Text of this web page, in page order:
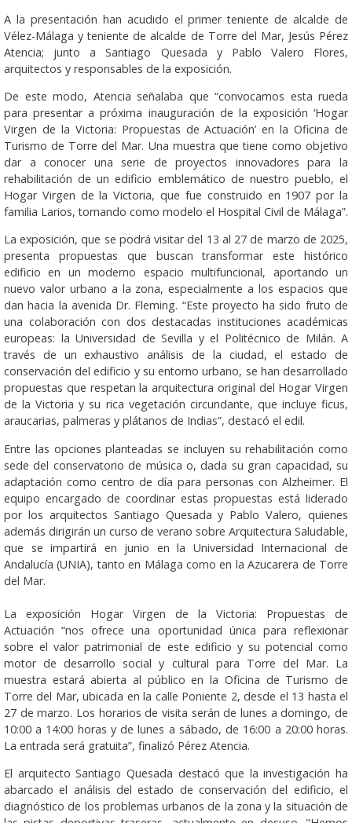
A la presentación han acudido el primer teniente de alcalde de
Vélez-Málaga y teniente de alcalde de Torre del Mar, Jesús Pérez
Atencia; junto a Santiago Quesada y Pablo Valero Flores,
arquitectos y responsables de la exposición.
De este modo, Atencia señalaba que “convocamos esta rueda
para presentar a próxima inauguración de la exposición ‘Hogar
Virgen de la Victoria: Propuestas de Actuación’ en la Oficina de
Turismo de Torre del Mar. Una muestra que tiene como objetivo
dar a conocer una serie de proyectos innovadores para la
rehabilitación de un edificio emblemático de nuestro pueblo, el
Hogar Virgen de la Victoria, que fue construido en 1907 por la
familia Larios, tomando como modelo el Hospital Civil de Málaga”.
La exposición, que se podrá visitar del 13 al 27 de marzo de 2025,
presenta propuestas que buscan transformar este histórico
edificio en un moderno espacio multifuncional, aportando un
nuevo valor urbano a la zona, especialmente a los espacios que
dan hacia la avenida Dr. Fleming. “Este proyecto ha sido fruto de
una colaboración con dos destacadas instituciones académicas
europeas: la Universidad de Sevilla y el Politécnico de Milán. A
través de un exhaustivo análisis de la ciudad, el estado de
conservación del edificio y su entorno urbano, se han desarrollado
propuestas que respetan la arquitectura original del Hogar Virgen
de la Victoria y su rica vegetación circundante, que incluye ficus,
araucarias, palmeras y plátanos de Indias”, destacó el edil.
Entre las opciones planteadas se incluyen su rehabilitación como
sede del conservatorio de música o, dada su gran capacidad, su
adaptación como centro de día para personas con Alzheimer. El
equipo encargado de coordinar estas propuestas está liderado
por los arquitectos Santiago Quesada y Pablo Valero, quienes
además dirigirán un curso de verano sobre Arquitectura Saludable,
que se impartirá en junio en la Universidad Internacional de
Andalucía (UNIA), tanto en Málaga como en la Azucarera de Torre
del Mar.
La exposición Hogar Virgen de la Victoria: Propuestas de
Actuación “nos ofrece una oportunidad única para reflexionar
sobre el valor patrimonial de este edificio y su potencial como
motor de desarrollo social y cultural para Torre del Mar. La
muestra estará abierta al público en la Oficina de Turismo de
Torre del Mar, ubicada en la calle Poniente 2, desde el 13 hasta el
27 de marzo. Los horarios de visita serán de lunes a domingo, de
10:00 a 14:00 horas y de lunes a sábado, de 16:00 a 20:00 horas.
La entrada será gratuita”, finalizó Pérez Atencia.
El arquitecto Santiago Quesada destacó que la investigación ha
abarcado el análisis del estado de conservación del edificio, el
diagnóstico de los problemas urbanos de la zona y la situación de